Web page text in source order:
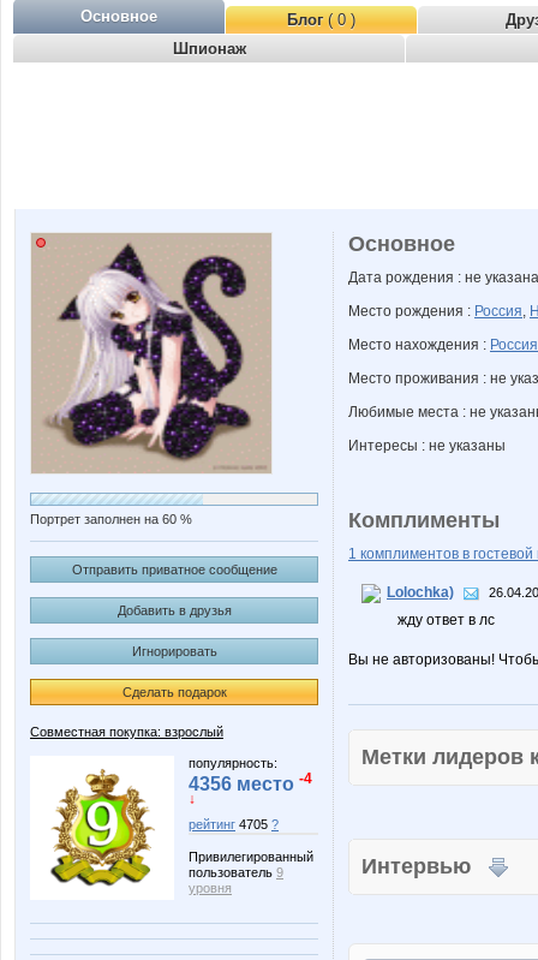
Основное Блог( 0 )
Шпионаж
Портрет заполнен на 60 %
Отправить приватное сообщение
Добавить в друзья
Игнорировать
Сделать подарок
Совместная покупка: взрослый
популярность:
4356 место -4
↓
рейтинг 4705 ?
Привилегированный
пользователь 9
уровня
Основное
Дата рождения : не указана
Место рождения : Россия,
Место нахождения : Россия
Место проживания : не
Любимые места : не
Интересы : не указаны
Комплименты
1 комплиментов в гостевой
Lolochka)
жду ответ в лс
Вы не авторизованы!
Метки
Интервью